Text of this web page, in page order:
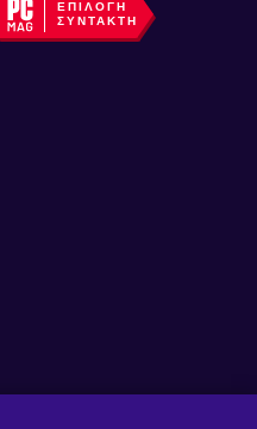
ΕΠΙΛΟΓΉ
ΣΥΝΤΆΚΤΗ